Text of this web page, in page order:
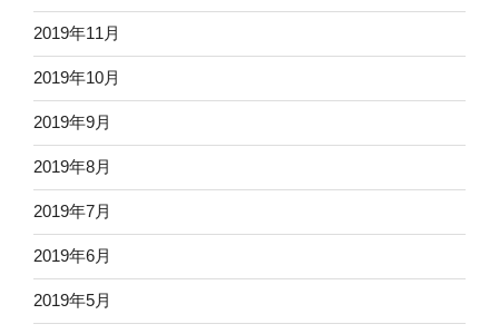
2019年11月
2019年10月
2019年9月
2019年8月
2019年7月
2019年6月
2019年5月